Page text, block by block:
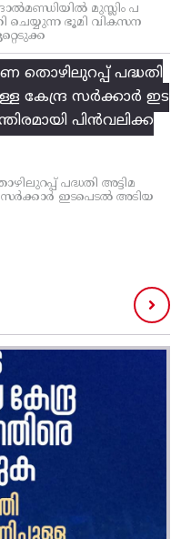
മുസ്ലിം പ
ചെയ്യുന്ന ഭൂമി വികസന
തൊഴിലുറപ്പ്‌ പദ്ധതി
കേന്ദ്ര സര്‍ക്കാര്‍ ഇട
പിന്‍വലിക്ക
പദ്ധതി അട്ടിമ
സര്‍ക്കാര്‍ ഇടപെടല്‍ അടിയ